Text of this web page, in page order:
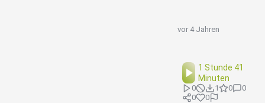
vor 4 Jahren
1 Stunde 41
Minuten
0 1 0
0
0
0